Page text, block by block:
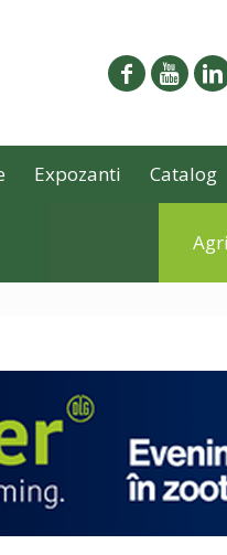
Expozanti Catalog